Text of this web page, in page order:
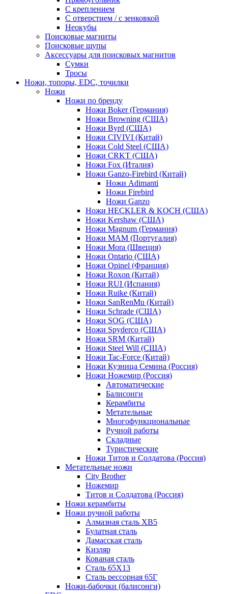
С креплением
С отверстием / с зенковкой
Неокубы
Поисковые магниты
Поисковые щупы
Аксессуары для поисковых магнитов
Сумки
Тросы
Ножи, топоры, EDC, точилки
Ножи
Ножи по бренду
Ножи Boker (Германия)
Ножи Browning (США)
Ножи Byrd (США)
Ножи CIVIVI (Китай)
Ножи Cold Steel (США)
Ножи CRKT (США)
Ножи Fox (Италия)
Ножи Ganzo-Firebird (Китай)
Ножи Adimanti
Ножи Firebird
Ножи Ganzo
Ножи HECKLER & KOCH (США)
Ножи Kershaw (США)
Ножи Magnum (Германия)
Ножи MAM (Португалия)
Ножи Mora (Швеция)
Ножи Ontario (США)
Ножи Opinel (Франция)
Ножи Roxon (Китай)
Ножи RUI (Испания)
Ножи Ruike (Китай)
Ножи SanRenMu (Китай)
Ножи Schrade (США)
Ножи SOG (США)
Ножи Spyderco (США)
Ножи SRM (Китай)
Ножи Steel Will (США)
Ножи Tac-Force (Китай)
Ножи Кузница Семина (Россия)
Ножи Ножемир (Россия)
Автоматические
Балисонги
Керамбиты
Метательные
Многофункциональные
Ручной работы
Складные
Туристические
Ножи Титов и Солдатова (Россия)
Метательные ножи
City Brother
Ножемир
Титов и Солдатова (Россия)
Ножи керамбиты
Ножи ручной работы
Алмазная сталь ХВ5
Булатная сталь
Дамасская сталь
Кизляр
Кованая сталь
Сталь 65Х13
Сталь рессорная 65Г
Ножи-бабочки (балисонги)